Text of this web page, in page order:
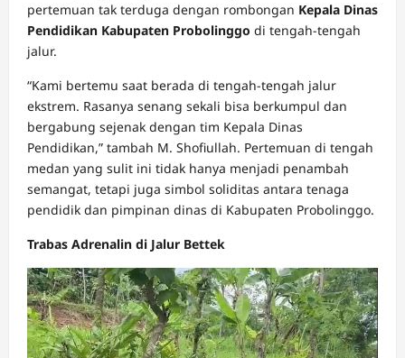
pertemuan tak terduga dengan rombongan Kepala Dinas
Pendidikan Kabupaten Probolinggo di tengah-tengah
jalur.
“Kami bertemu saat berada di tengah-tengah jalur
ekstrem. Rasanya senang sekali bisa berkumpul dan
bergabung sejenak dengan tim Kepala Dinas
Pendidikan,” tambah M. Shofiullah. Pertemuan di tengah
medan yang sulit ini tidak hanya menjadi penambah
semangat, tetapi juga simbol soliditas antara tenaga
pendidik dan pimpinan dinas di Kabupaten Probolinggo.
Trabas Adrenalin di Jalur Bettek